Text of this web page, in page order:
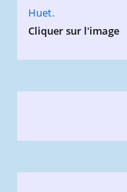
Cliquer sur l'image